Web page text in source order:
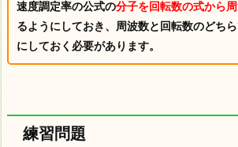
速度調定率の公式の分子を回転数の式から
るようにしておき、周波数と回転数のどち
にしておく必要があります。
練習問題